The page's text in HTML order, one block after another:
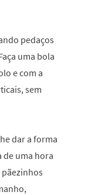
pedaços
uma bola
e com a
sem
dar a forma
de uma hora